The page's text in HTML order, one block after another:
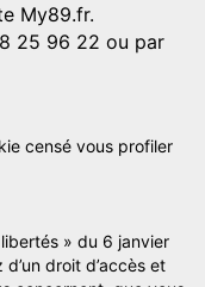
My89.fr.
25 96 22 ou par
censé vous profiler
» du 6 janvier
droit d’accès et